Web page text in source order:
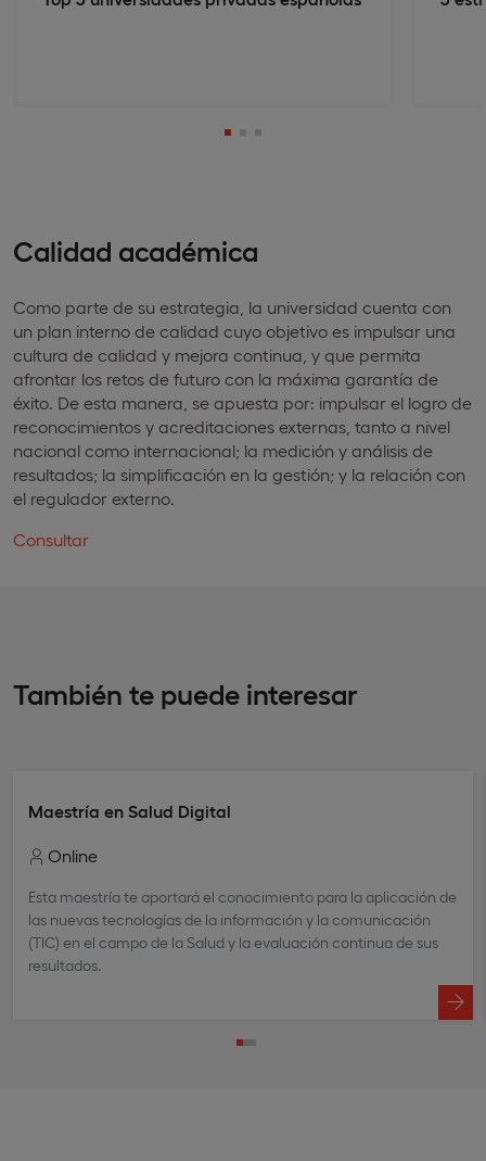
Calidad académica
Como parte de su estrategia, la universidad cuenta con
un plan interno de calidad cuyo objetivo es impulsar una
cultura de calidad y mejora continua, y que permita
afrontar los retos de futuro con la máxima garantía de
éxito. De esta manera, se apuesta por: impulsar el logro de
reconocimientos y acreditaciones externas, tanto a nivel
nacional como internacional; la medición y análisis de
resultados; la simplificación en la gestión; y la relación con
el regulador externo.
Consultar
También te puede interesar
Maestría en Salud Digital
Online
Esta maestría te aportará el conocimiento para la aplicación de
las nuevas tecnologías de la información y la comunicación
(TIC) en el campo de la Salud y la evaluación continua de sus
resultados.